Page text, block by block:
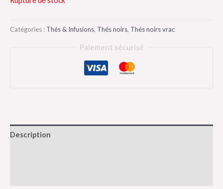
Catégories : Thés & Infusions, Thés noirs, Thés noirs vrac
Paiement sécurisé
Description